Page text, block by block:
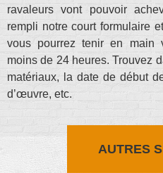
ravaleurs vont pouvoir
rempli notre court formulaire
vous pourrez tenir en main
moins de 24 heures. Trouvez
matériaux, la date de début
d’œuvre, etc.
AUTRES